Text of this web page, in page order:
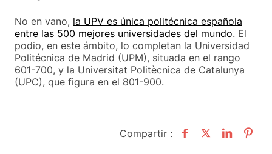
No en vano, la UPV es única politécnica española
entre las 500 mejores universidades del mundo. El
podio, en este ámbito, lo completan la Universidad
Politécnica de Madrid (UPM), situada en el rango
601-700, y la Universitat Politècnica de Catalunya
(UPC), que figura en el 801-900.
Compartir :